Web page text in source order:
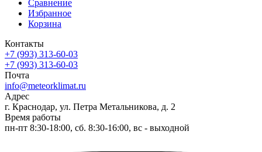
Сравнение
Избранное
Корзина
Контакты
+7 (993) 313-60-03
+7 (993) 313-60-03
Почта
info@meteorklimat.ru
Адрес
г. Краснодар, ул. Петра Метальникова, д. 2
Время работы
пн-пт 8:30-18:00, сб. 8:30-16:00, вс - выходной